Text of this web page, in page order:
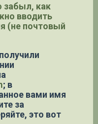
забыл, как
вводить
(не почтовый
; в
вами имя
за
это вот